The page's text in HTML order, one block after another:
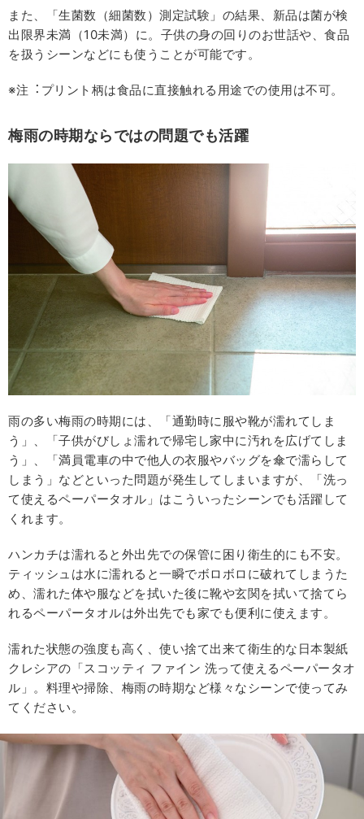
また、「⽣菌数（細菌数）測定試験」の結果、新品は菌が検
出限界未満（10未満）に。子供の⾝の回りのお世話や、⾷品
を扱うシーンなどにも使うことが可能です。
※注︓プリント柄は⾷品に直接触れる⽤途での使⽤は不可。
梅雨の時期ならではの問題でも活躍
雨の多い梅雨の時期には、「通勤時に服や靴が濡れてしま
う」、「子供がびしょ濡れで帰宅し家中に汚れを広げてしま
う」、「満員電車の中で他人の衣服やバッグを傘で濡らして
しまう」などといった問題が発生してしまいますが、「洗っ
て使えるペーパータオル」はこういったシーンでも活躍して
くれます。
ハンカチは濡れると外出先での保管に困り衛生的にも不安。
ティッシュは⽔に濡れると一瞬でボロボロに破れてしまうた
め、濡れた体や服などを拭いた後に靴や玄関を拭いて捨てら
れるペーパータオルは外出先でも家でも便利に使えます。
濡れた状態の強度も高く、使い捨て出来て衛生的な日本製紙
クレシアの「スコッティ ファイン 洗って使えるペーパータオ
ル」。料理や掃除、梅雨の時期など様々なシーンで使ってみ
てください。